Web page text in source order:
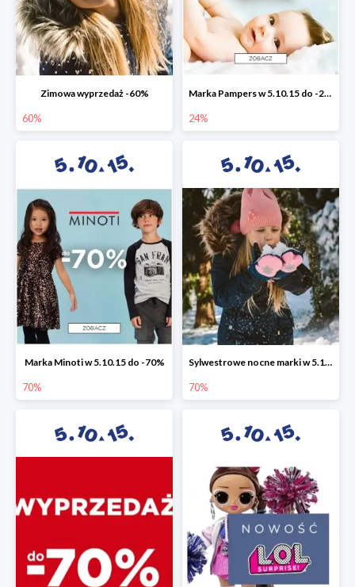
Zimowa wyprzedaż -60%
60%
Marka Pampers w 5.10.15 do -24%
24%
Marka Minoti w 5.10.15 do -70%
70%
Sylwestrowe nocne marki w 5.10.15 do -70%
70%